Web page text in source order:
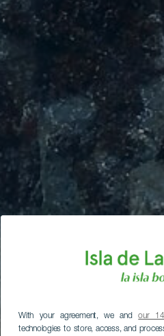
With your agreement, we andour
technologies to store, access, and